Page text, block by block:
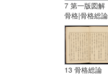
7 第一版図解
骨格|骨格総論
13 骨格総論